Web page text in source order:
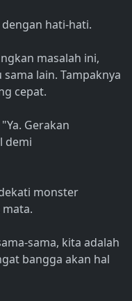
hati-hati.
masalah ini,
lain. Tampaknya
cepat.
Gerakan
demi
monster
sama, kita adalah
bangga akan hal